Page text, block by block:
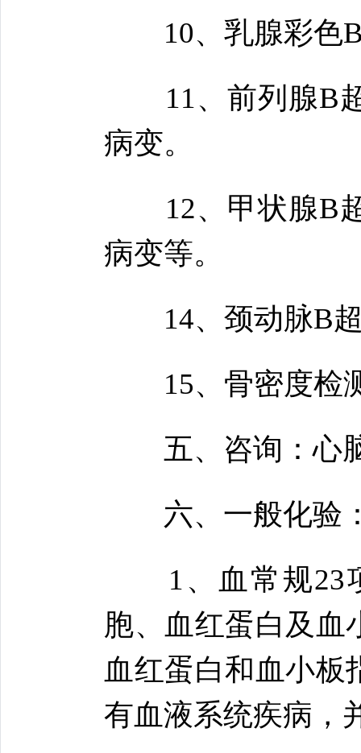
10、乳腺彩色B
11、前列腺B超
病变。
12、甲状腺B超
病变等。
14、颈动脉B超:
15、骨密度检测
五、咨询：心
六、一般化验
1、血常规23项
胞、血红蛋白及血
血红蛋白和血小板
有血液系统疾病，